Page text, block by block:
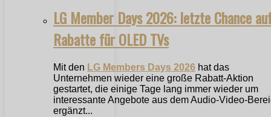
LG Member Days 2026: letzte Chance
Rabatte für OLED TVs
Mit den LG Members Days 2026 hat das
Unternehmen wieder eine große Rabatt-Aktion
gestartet, die einige Tage lang immer wieder um
interessante Angebote aus dem Audio-Video-
ergänzt...